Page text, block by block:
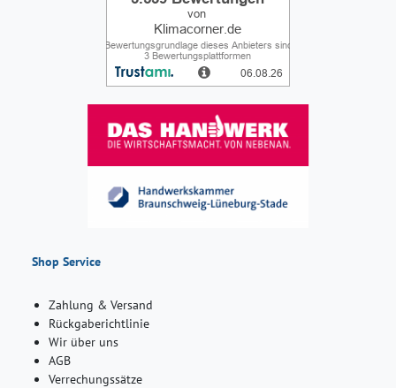
Shop Service
Zahlung & Versand
Rückgaberichtlinie
Wir über uns
AGB
Verrechungssätze